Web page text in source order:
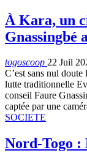
À Kara, un
Gnassingbé
togoscoop 22 Juil
C’est sans nul
lutte traditionnelle
conseil Faure
captée par une
SOCIETE
Nord-Togo :